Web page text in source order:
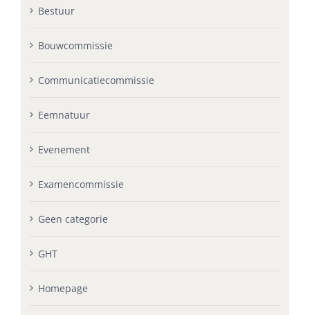
Bestuur
Bouwcommissie
Communicatiecommissie
Eemnatuur
Evenement
Examencommissie
Geen categorie
GHT
Homepage